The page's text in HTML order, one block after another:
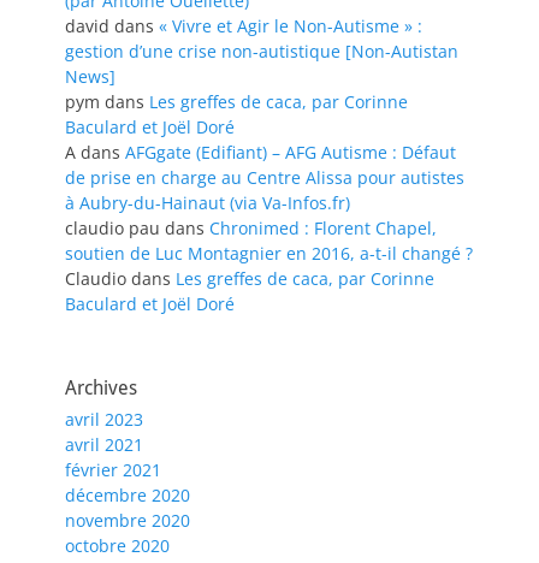
david dans « Vivre et Agir le Non-Autisme » :
gestion d’une crise non-autistique [Non-Autistan
News]
pym dans Les greffes de caca, par Corinne
Baculard et Joël Doré
A dans AFGgate (Edifiant) – AFG Autisme : Défaut
de prise en charge au Centre Alissa pour autistes
à Aubry-du-Hainaut (via Va-Infos.fr)
claudio pau dans Chronimed : Florent Chapel,
soutien de Luc Montagnier en 2016, a-t-il changé ?
Claudio dans Les greffes de caca, par Corinne
Baculard et Joël Doré
Archives
avril 2023
avril 2021
février 2021
décembre 2020
novembre 2020
octobre 2020